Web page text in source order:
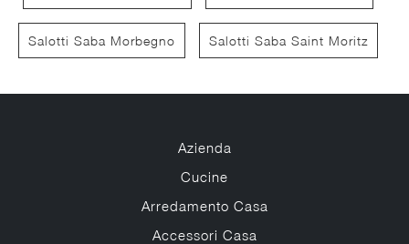
Salotti Saba Morbegno Salotti Saba Saint Moritz
Azienda
Cucine
Arredamento Casa
Accessori Casa